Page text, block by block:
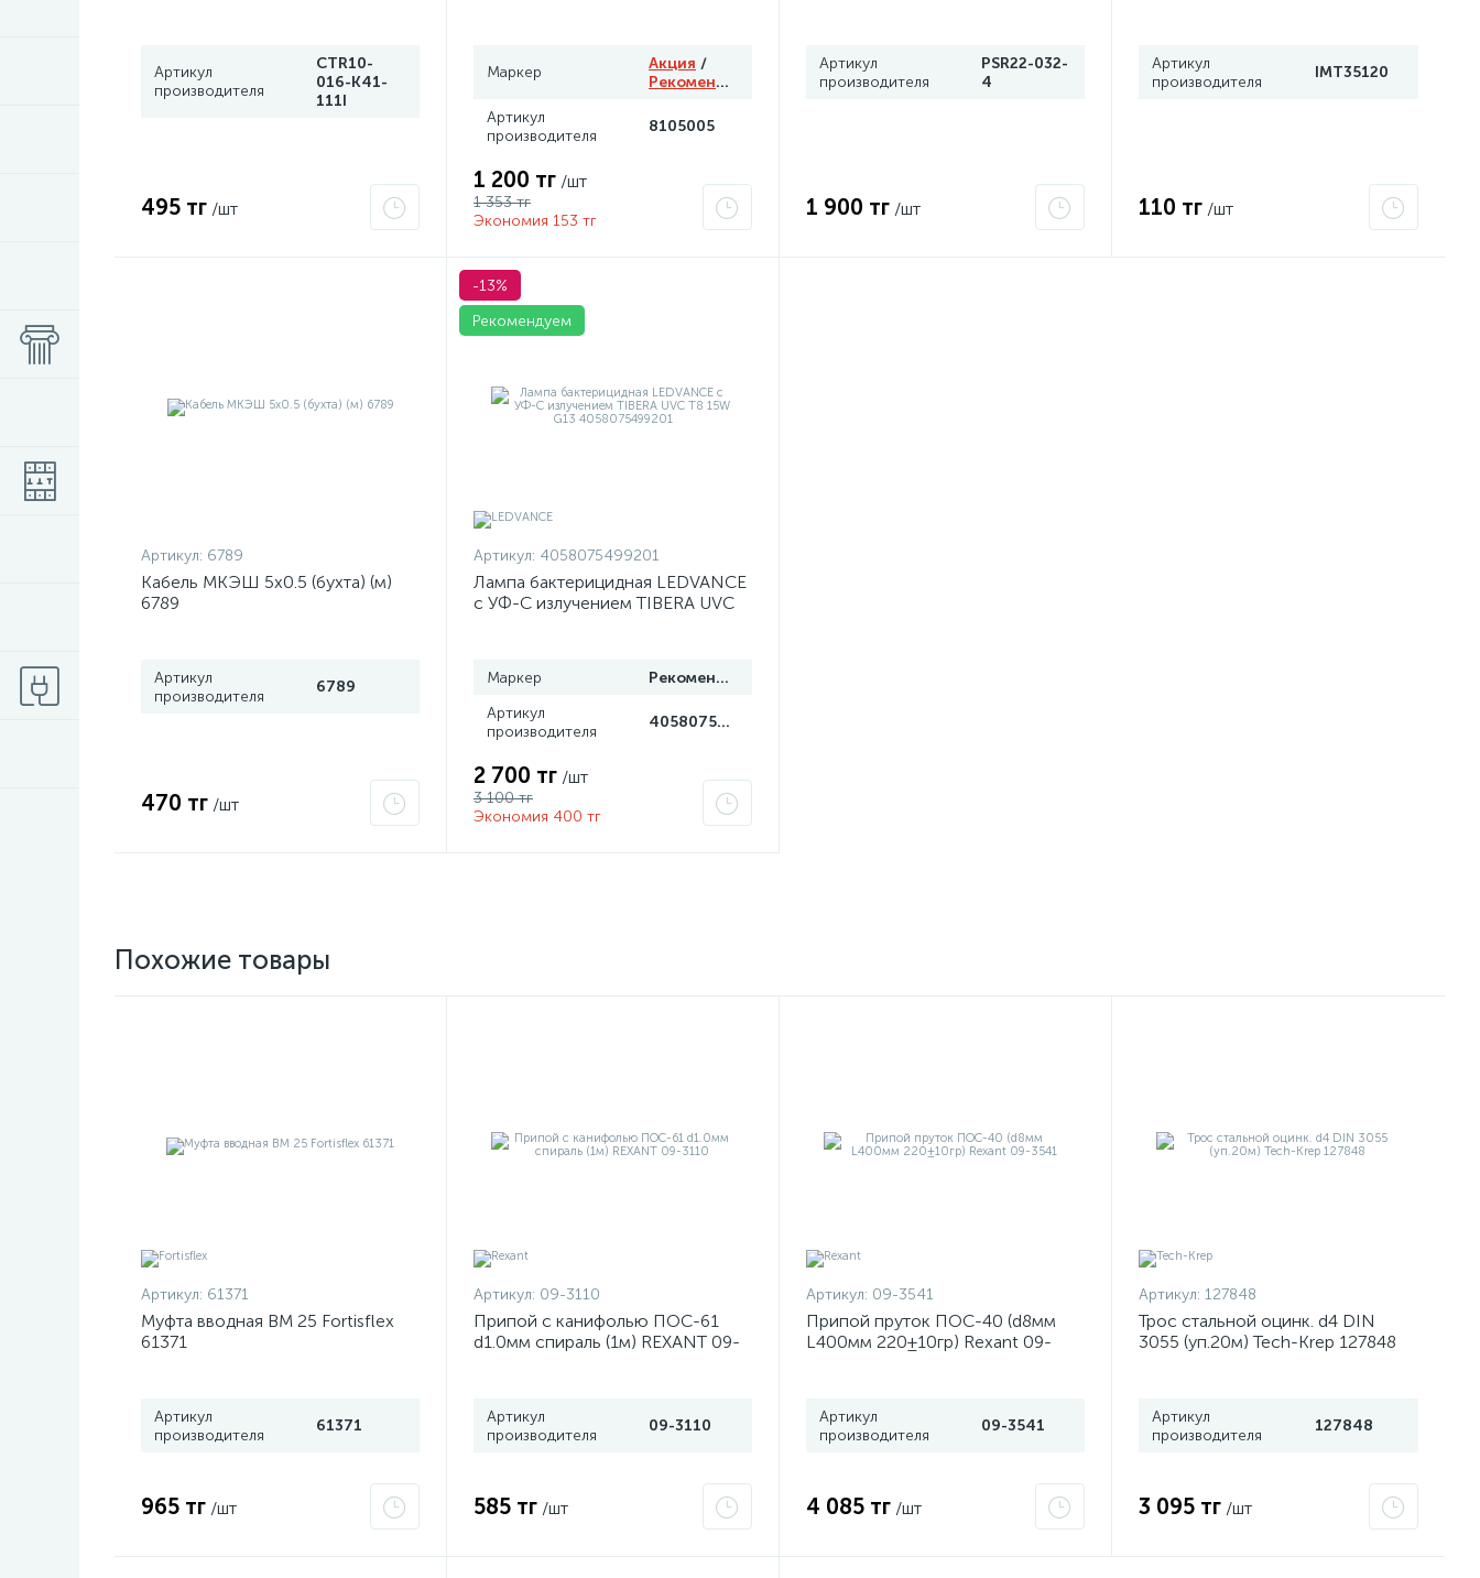
Артикул
производителя
CTR10-
016-K41-
111I
495 тг /шт
Маркер Акция /
Рекомендуем
Артикул
производителя
8105005
1 200 тг /шт
1 353 тг
Экономия 153 тг
Артикул
производителя
PSR22-032-
4
1 900 тг /шт
Артикул
производителя
IMT35120
110 тг /шт
Артикул: 6789
Кабель МКЭШ 5х0.5 (бухта) (м)
6789
Артикул
производителя
6789
470 тг /шт
-13%
Рекомендуем
Артикул: 4058075499201
Лампа бактерицидная LEDVANCE
с УФ-С излучением TIBERA UVC
Маркер
Рекомендуем
Артикул
производителя
4058075499201
2 700 тг /шт
3 100 тг
Экономия 400 тг
Похожие товары
Артикул: 61371
Муфта вводная ВМ 25 Fortisflex
61371
Артикул
производителя
61371
965 тг /шт
Артикул: 09-3110
Припой с канифолью ПОС-61
d1.0мм спираль (1м) REXANT 09-
Артикул
производителя
09-3110
585 тг /шт
Артикул: 09-3541
Припой пруток ПОС-40 (d8мм
L400мм 220±10гр) Rexant 09-
Артикул
производителя
09-3541
4 085 тг /шт
Артикул: 127848
Трос стальной оцинк. d4 DIN
3055 (уп.20м) Tech-Krep 127848
Артикул
производителя
127848
3 095 тг /шт